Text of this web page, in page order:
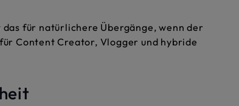
für natürlichere Übergänge, wenn der
Content Creator, Vlogger und hybride